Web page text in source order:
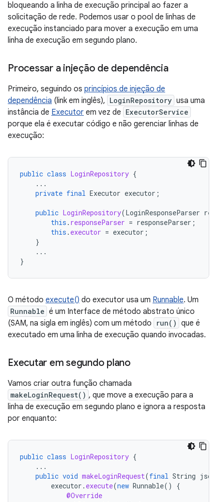
bloqueando a linha de execução principal ao fazer a
solicitação de rede. Podemos usar o pool de linhas de
execução instanciado para mover a execução em uma
linha de execução em segundo plano.
Processar a injeção de dependência
Primeiro, seguindo os princípios de injeção de
dependência (link em inglês), LoginRepository usa uma
instância de Executor em vez de ExecutorService
porque ela é executar código e não gerenciar linhas de
execução:
public class LoginRepository {
...
private final Executor executor ;
public LoginRepository(LoginResponseParser
this . responseParser = responseParser ;
this . executor = executor ;
}
...
}
O método execute() do executor usa um Runnable. Um
Runnable é um Interface de método abstrato único
(SAM, na sigla em inglês) com um método
run() que é
executado em uma linha de execução quando invocadas.
Executar em segundo plano
Vamos criar outra função chamada
makeLoginRequest() , que move a execução para a
linha de execução em segundo plano e ignora a resposta
por enquanto:
public class LoginRepository {
...
public void makeLoginRequest(final String
executor . execute(new Runnable()
{
@Override